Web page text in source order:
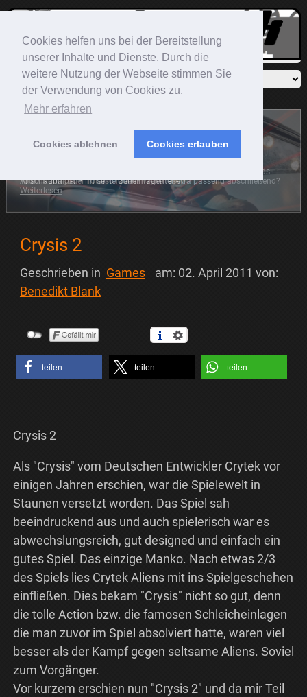
Cookies helfen uns bei der Bereitstellung
unserer Inhalte und Dienste. Durch die
weitere Nutzung der Webseite stimmen Sie
der Verwendung von Cookies zu.
Mehr erfahren
Cookies ablehnen Cookies erlauben
Anschaubar, oder Totalschaden?Weiterlesen
Crysis 2
Geschrieben in Games am: 02. April 2011 von:
Benedikt Blank
teilen teilen teilen
Crysis 2
Als "Crysis" vom Deutschen Entwickler Crytek vor
einigen Jahren erschien, war die Spielewelt in
Staunen versetzt worden. Das Spiel sah
beeindruckend aus und auch spielerisch war es
abwechslungsreich, gut designed und einfach ein
gutes Spiel. Das einzige Manko. Nach etwas 2/3
des Spiels lies Crytek Aliens mit ins Spielgeschehen
einfließen. Dies bekam "Crysis" nicht so gut, denn
die tolle Action bzw. die famosen Schleicheinlagen
die man zuvor im Spiel absolviert hatte, waren viel
besser als der Kampf gegen seltsame Aliens. Soviel
zum Vorgänger.
Vor kurzem erschien nun "Crysis 2" und da mir Teil